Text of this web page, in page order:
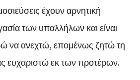
έχουν αρνητική
των υπαλλήλων και είναι
να ανεχτώ, επομένως ζητώ τη
ευχαριστώ εκ των προτέρων.